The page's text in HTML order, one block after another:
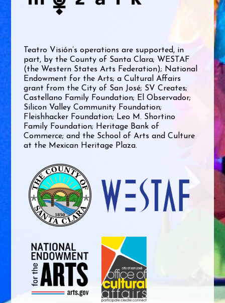
Teatro Visión’s operations are supported, in
part, by the County of Santa Clara; WESTAF
(the Western States Arts Federation); National
Endowment for the Arts; a Cultural Affairs
grant from the City of San José; SV Creates;
Castellano Family Foundation; El Observador;
Silicon Valley Community Foundation;
Fleishhacker Foundation; Leo M. Shortino
Family Foundation; Heritage Bank of
Commerce; and the School of Arts and Culture
at the Mexican Heritage Plaza.